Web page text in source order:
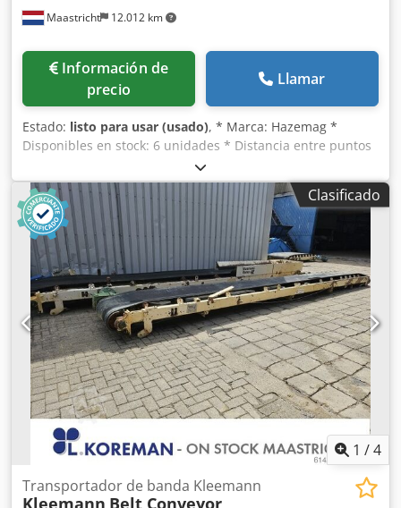
Maastricht 12.012 km
Información de
precio
Llamar
Estado: listo para usar (usado), * Marca: Hazemag *
Disponibles en stock: 6 unidades * Distancia entre puntos
A-A: 5.000 mm, Ancho de la banda: 600 mm, Potencia del
motor: 3 kW. * Distancia entre puntos A-A: 3.000 mm,
Ancho de la banda: 800 mm, Potencia del motor: 3 kW. *
Distancia entre puntos A-A: 5.000 mm, Ancho de la banda:
1000 mm, Potencia del motor: 7,5 kW. Csdoywm U Nopfx
Aitsha * Distancia entre puntos A-A: 2.300 mm, Ancho de
la banda: 700 mm, Potencia del motor: 3 kW. * Distancia
entre puntos A-A: 5.800 mm, Ancho de la banda: 800 mm,
Potencia del motor: 3 kW. * Distancia entre puntos A-A:
3.500 mm, Ancho de la banda: 650 mm, Potencia del
motor: 5,5 kW.
Clasificado
1 /4
Transportador de banda Kleemann
Kleemann Belt Conveyor